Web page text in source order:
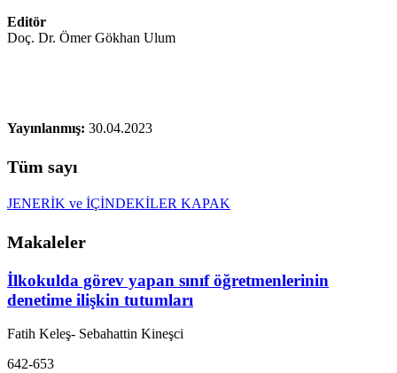
Editör
Doç. Dr. Ömer Gökhan Ulum
Yayınlanmış: 30.04.2023
Tüm sayı
JENERİK ve İÇİNDEKİLER KAPAK
Makaleler
İlkokulda görev yapan sınıf öğretmenlerinin
denetime ilişkin tutumları
Fatih Keleş- Sebahattin Kineşci
642-653